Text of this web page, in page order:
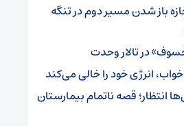
باز شدن مسیر دوم در تنگه
در تالار وحدت
انرژی خود را خالی می‌کند
انتظار؛ قصه ناتمام بیمارستان